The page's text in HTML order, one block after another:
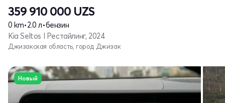
359 910 000 UZS
0 km•2.0 л•бензин
Kia Seltos I Рестайлинг, 2024
Джизакская область, город Джизак
Новый